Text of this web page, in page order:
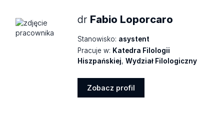
dr Fabio Loporcaro
Stanowisko: asystent
Pracuje w: Katedra Filologii
Hiszpańskiej,Wydział Filologiczny
Zobacz profil